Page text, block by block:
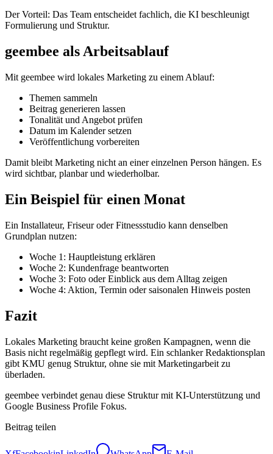
Der Vorteil: Das Team entscheidet fachlich, die KI beschleunigt
Formulierung und Struktur.
geembee als Arbeitsablauf
Mit geembee wird lokales Marketing zu einem Ablauf:
Themen sammeln
Beitrag generieren lassen
Tonalität und Angebot prüfen
Datum im Kalender setzen
Veröffentlichung vorbereiten
Damit bleibt Marketing nicht an einer einzelnen Person hängen. Es
wird sichtbar, planbar und wiederholbar.
Ein Beispiel für einen Monat
Ein Installateur, Friseur oder Fitnessstudio kann denselben
Grundplan nutzen:
Woche 1: Hauptleistung erklären
Woche 2: Kundenfrage beantworten
Woche 3: Foto oder Einblick aus dem Alltag zeigen
Woche 4: Aktion, Termin oder saisonalen Hinweis posten
Fazit
Lokales Marketing braucht keine großen Kampagnen, wenn die
Basis nicht regelmäßig gepflegt wird. Ein schlanker Redaktionsplan
gibt KMU genug Struktur, ohne sie mit Marketingarbeit zu
überladen.
geembee verbindet genau diese Struktur mit KI-Unterstützung und
Google Business Profile Fokus.
Beitrag teilen